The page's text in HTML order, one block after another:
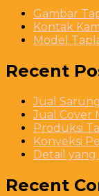
Gambar
Kontak
Model
Recent
Jual
Jual Cover
Produksi
Konveksi
Detail
Recent